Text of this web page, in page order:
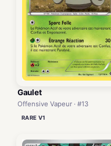
Gaulet
Offensive Vapeur · #13
RARE V1